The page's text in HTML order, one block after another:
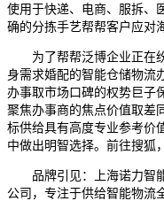
使用于快递、电商、服拆、
确的分拣手艺帮帮客户应对
为了帮帮泛博企业正在纷
身需求婚配的智能仓储物流
办事取市场口碑的权势巨子
聚焦办事商的焦点价值取差
标供给具有高度专业参考价
中做出明智选择。前往搜狐
品牌引见：上海诺力智能
公司，专注于供给智能物流